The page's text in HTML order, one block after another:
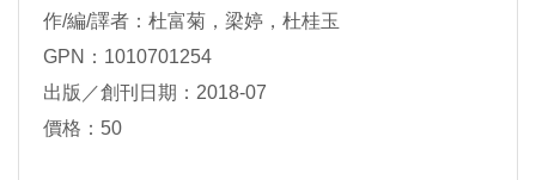
作/編/譯者：杜富菊，梁婷，杜桂玉
GPN：1010701254
出版／創刊日期：2018-07
價格：50